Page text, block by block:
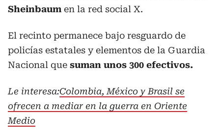
Sheinbaum en la red social X.
El recinto permanece bajo resguardo de
policías estatales y elementos de la Guardia
Nacional que suman unos 300 efectivos.
Le interesa:Colombia, México y Brasil se
ofrecen a mediar en la guerra en Oriente
Medio